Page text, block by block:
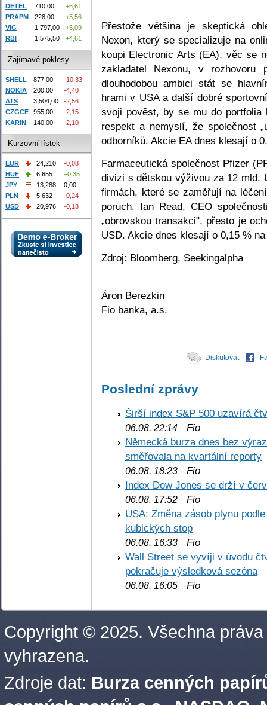
Přestože většina je skeptická
Nexon, který se specializuje na
koupi Electronic Arts (EA), věc se
zakladatel Nexonu, v rozhovoru
dlouhodobou ambici stát se
hrami v USA a další dobré
svoji pověst, by se mu do
respekt a nemyslí, že společnost
odborníků. Akcie EA dnes klesají o
Farmaceutická společnost Pfizer
divizi s dětskou výživou za 12 mld.
firmách, které se zaměřují na
poruch. Ian Read, CEO
„obrovskou transakci", přesto je
USD. Akcie dnes klesají o 0,15 %
Zdroj: Bloomberg, Seekingalpha
Áron Berezkin
Fio banka, a.s.
Diskutovat
Poslední zprávy
Širší index S&P 500 uzavírá
06.08. 22:14 Fio
Německá burza dnes bez
směřovala na kvartální reporty
06.08. 18:23 Fio
Index Dow Jones se drží v
06.08. 17:52 Fio
USA: Změna zásob plynu
kubických stop
06.08. 16:33 Fio
Wall Street se vyvíji v úvodu
pokračuje výsledková sezóna
06.08. 16:05 Fio
DETEL
710,00
+6,61
PRAPM
228,00
+5,56
VIG
1 797,00
+5,09
RBI
1 575,50 +4,61
Zajímavé poklesy
SHELL 877,00
-10,33
NOKIA
200,00
-4,40
ATS
3 504,00
-2,56
CZGCE
955,00
-2,15
KARIN
140,00 -2,10
Kurzovní lístek
EUR 24,210
-0,08
HUF
6,655
+0,35
JPY
13,288
0,00
PLN
5,632
-0,24
USD
20,976 -0,18
Copyright © 2025. Všechna práva
vyhrazena.
Zdroje dat: Burza cenných